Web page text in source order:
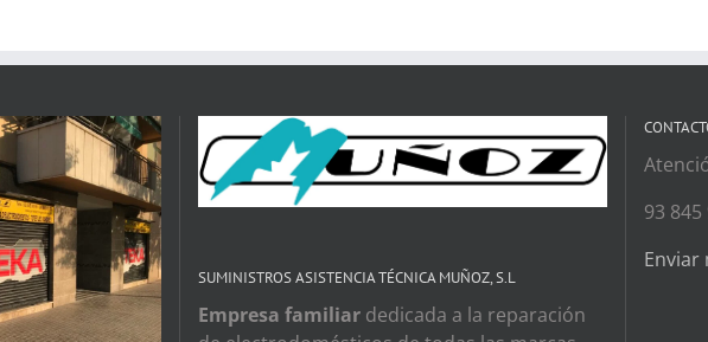
SUMINISTROS ASISTENCIA TÉCNICA MUÑOZ, S.L
Empresa familiardedicada a la reparación
93
Enviar